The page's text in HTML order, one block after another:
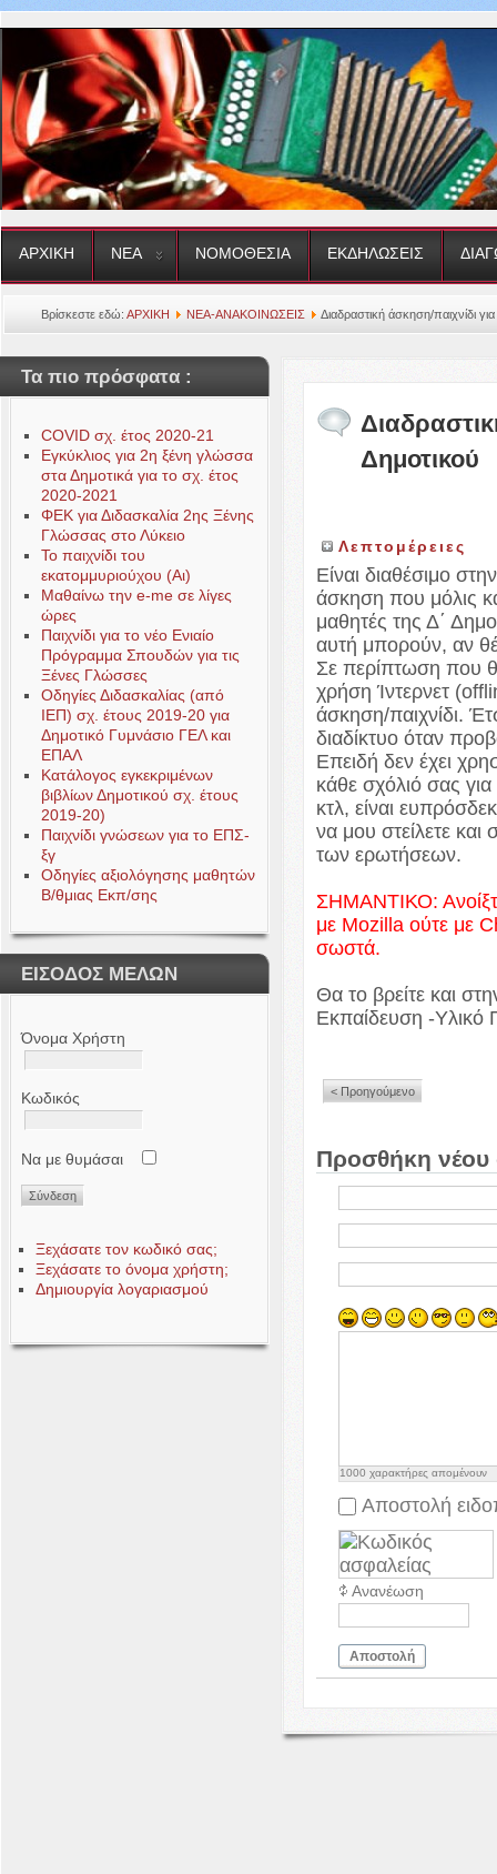
ΑΡΧΙΚΗ ΝΕΑ ΝΟΜΟΘΕΣΙΑ ΕΚΔΗΛΩΣΕΙΣ
Βρίσκεστε εδώ:ΑΡΧΙΚΗ ΝΕΑ-ΑΝΑΚΟΙΝΩΣΕΙΣ Διαδραστική άσκηση/παιχνίδι
Τα πιο πρόσφατα :
COVID σχ. έτος 2020-21
Εγκύκλιος για 2η ξένη γλώσσα
στα Δημοτικά για το σχ. έτος
2020-2021
ΦΕΚ για Διδασκαλία 2ης Ξένης
Γλώσσας στο Λύκειο
Το παιχνίδι του
εκατομμυριούχου (Αι)
Μαθαίνω την e-me σε λίγες
ώρες
Παιχνίδι για το νέο Ενιαίο
Πρόγραμμα Σπουδών για τις
Ξένες Γλώσσες
Οδηγίες Διδασκαλίας (από
ΙΕΠ) σχ. έτους 2019-20 για
Δημοτικό Γυμνάσιο ΓΕΛ και
ΕΠΑΛ
Κατάλογος εγκεκριμένων
βιβλίων Δημοτικού σχ. έτους
2019-20)
Παιχνίδι γνώσεων για το ΕΠΣ-
ξγ
Οδηγίες αξιολόγησης μαθητών
Β/θμιας Εκπ/σης
ΕΙΣΟΔΟΣ ΜΕΛΩΝ
Όνομα Χρήστη
Κωδικός
Να με θυμάσαι
Ξεχάσατε τον κωδικό σας;
Ξεχάσατε το όνομα χρήστη;
Δημιουργία λογαριασμού
Δημοτικού
Λεπτομέρειες
Είναι διαθέσιμο
άσκηση που μόλις
μαθητές της Δ΄
αυτή μπορούν, αν
Σε περίπτωση που
χρήση Ίντερνετ
άσκηση/παιχνίδι.
διαδίκτυο όταν
Επειδή δεν έχει
κάθε σχόλιό σας
κτλ, είναι
να μου στείλετε και
των ερωτήσεων.
ΣΗΜΑΝΤΙΚΟ:
με Mozilla ούτε με
σωστά.
Θα το βρείτε και
Εκπαίδευση -
< Προηγούμενο
Προσθήκη νέου
1000 χαρακτήρες απομένουν
Αποστολή
Ανανέωση
Αποστολή